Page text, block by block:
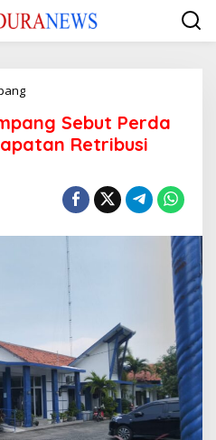
Diskoperindag
Sebut
Perda
1/
Pendapatan
Pasar
Sebut Perda
Retribusi